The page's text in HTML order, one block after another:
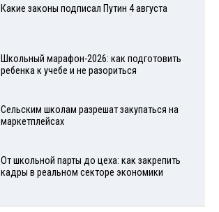
Какие законы подписал Путин 4 августа
Школьный марафон-2026: как подготовить
ребенка к учебе и не разориться
Сельским школам разрешат закупаться на
маркетплейсах
От школьной парты до цеха: как закрепить
кадры в реальном секторе экономики